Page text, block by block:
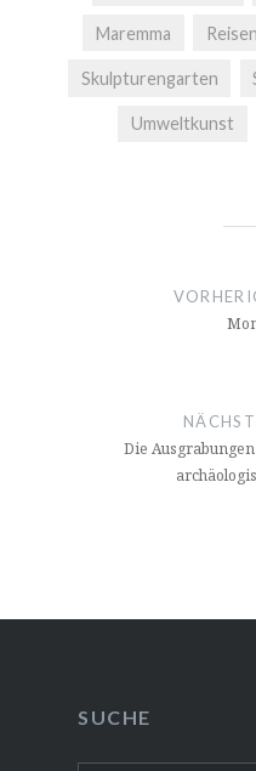
Maremma Reisen
Skulpturengarten
Umweltkunst
Die
SUCHE